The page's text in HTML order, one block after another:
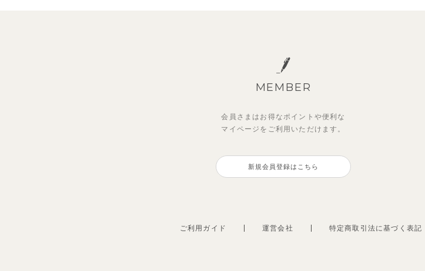
MEMBER
会員さまはお得なポイントや便利な
マイページを ご利用いただけます。
新規会員登録はこちら
ご利用ガイド 運営会社 特定商取引法に基づく表記